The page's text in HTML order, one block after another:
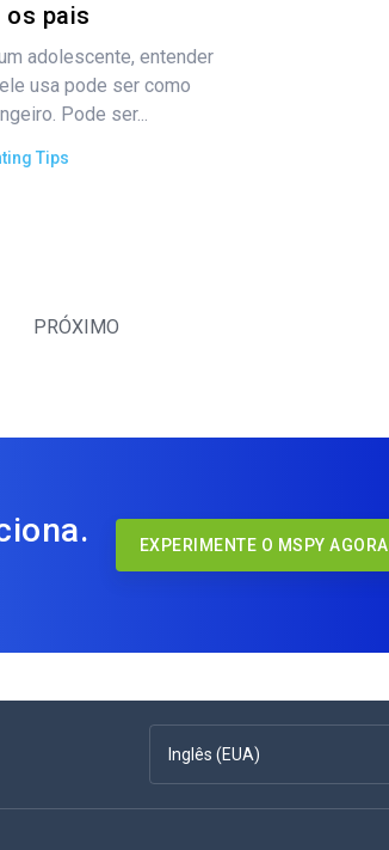
os pais
adolescente, entender
usa pode ser como
Pode ser...
Tips
PRÓXIMO
EXPERIMENTE O MSPY AGORA
Inglês (EUA)
Francês